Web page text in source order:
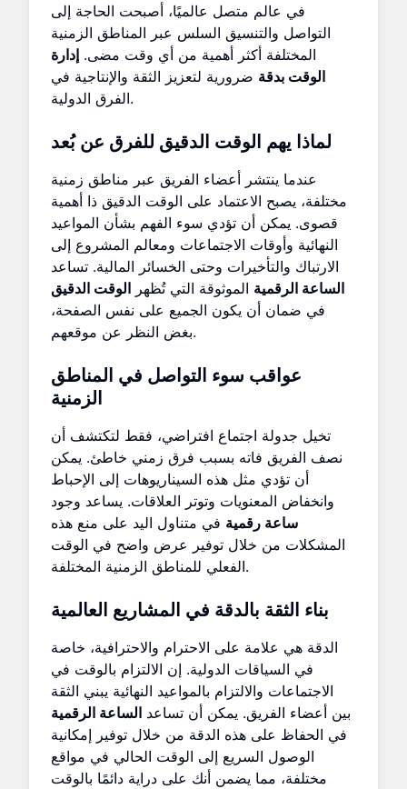
في عالم متصل عالميًا، أصبحت الحاجة إلى
التواصل والتنسيق السلس عبر المناطق الزمنية
المختلفة أكثر أهمية من أي وقت مضى. إدارة
الوقت بدقة ضرورية لتعزيز الثقة والإنتاجية في
الفرق الدولية.
لماذا يهم الوقت الدقيق للفرق عن بُعد
عندما ينتشر أعضاء الفريق عبر مناطق زمنية
مختلفة، يصبح الاعتماد على الوقت الدقيق ذا أهمية
قصوى. يمكن أن تؤدي سوء الفهم بشأن المواعيد
النهائية وأوقات الاجتماعات ومعالم المشروع إلى
الارتباك والتأخيرات وحتى الخسائر المالية. تساعد
الساعة الرقمية الموثوقة التي تُظهر الوقت الدقيق
في ضمان أن يكون الجميع على نفس الصفحة،
بغض النظر عن موقعهم.
عواقب سوء التواصل في المناطق
الزمنية
تخيل جدولة اجتماع افتراضي، فقط لتكتشف أن
نصف الفريق فاته بسبب فرق زمني خاطئ. يمكن
أن تؤدي مثل هذه السيناريوهات إلى الإحباط
وانخفاض المعنويات وتوتر العلاقات. يساعد وجود
ساعة رقمية في متناول اليد على منع هذه
المشكلات من خلال توفير عرض واضح في الوقت
الفعلي للمناطق الزمنية المختلفة.
بناء الثقة بالدقة في المشاريع العالمية
الدقة هي علامة على الاحترام والاحترافية، خاصة
في السياقات الدولية. إن الالتزام بالوقت في
الاجتماعات والالتزام بالمواعيد النهائية يبني الثقة
بين أعضاء الفريق. يمكن أن تساعد الساعة الرقمية
في الحفاظ على هذه الدقة من خلال توفير إمكانية
الوصول السريع إلى الوقت الحالي في مواقع
مختلفة، مما يضمن أنك على دراية دائمًا بالوقت